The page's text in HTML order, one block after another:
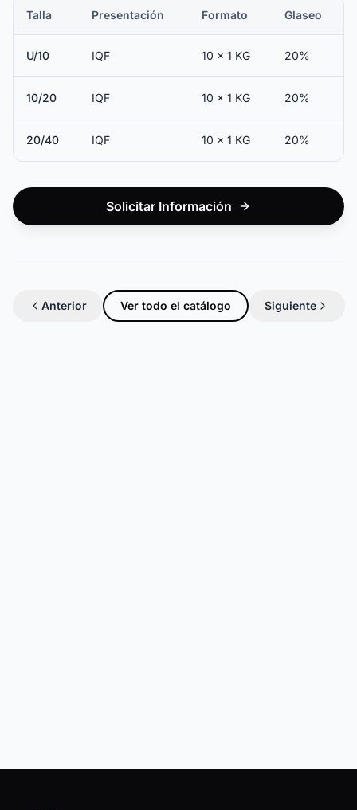
Talla Presentación Formato Glaseo
U/10 IQF 10 x 1 KG 20%
10/20 IQF 10 x 1 KG 20%
20/40 IQF 10 x 1 KG 20%
Solicitar Información
Anterior Ver todo el catálogo Siguiente